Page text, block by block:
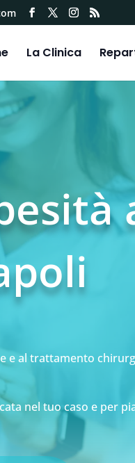
La Clinica
e al trattamento
nel tuo caso e per